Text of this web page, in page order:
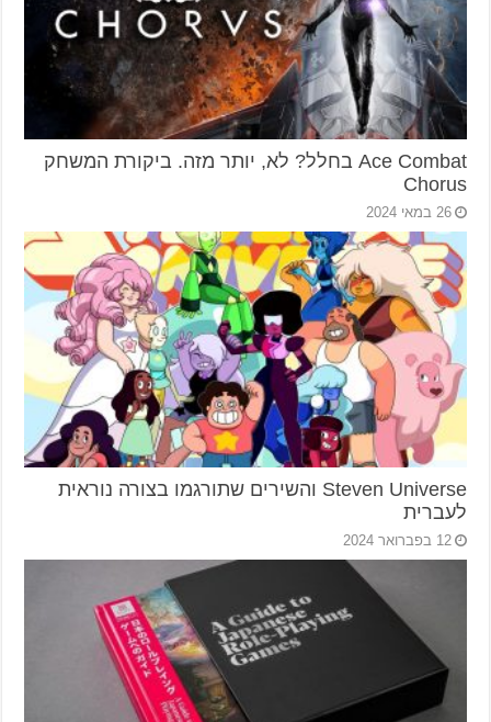
Ace Combat בחלל? לא, יותר מזה. ביקורת המשחק
Chorus
26 במאי 2024
Steven Universe והשירים שתורגמו בצורה נוראית
לעברית
12 בפברואר 2024